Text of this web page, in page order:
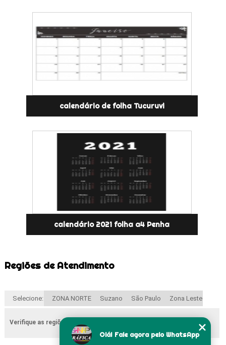
calendário de folha Tucuruvi
calendário 2021 folha a4 Penha
Regiões de Atendimento
Selecione: ZONA NORTE Suzano São Paulo Zona Leste
Verifique as regiões que atendemos
Olá! Fale agora pelo WhatsApp